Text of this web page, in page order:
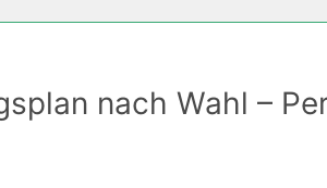
nach Wahl –